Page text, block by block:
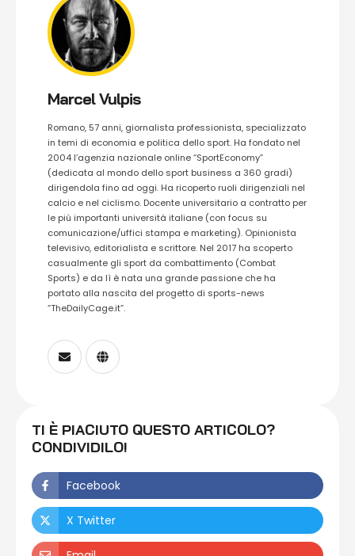
Marcel Vulpis
Romano, 57 anni, giornalista professionista, specializzato
in temi di economia e politica dello sport. Ha fondato nel
2004 l’agenzia nazionale online “SportEconomy”
(dedicata al mondo dello sport business a 360 gradi)
dirigendola fino ad oggi. Ha ricoperto ruoli dirigenziali nel
calcio e nel ciclismo. Docente universitario a contratto per
le più importanti università italiane (con focus su
comunicazione/uffici stampa e marketing). Opinionista
televisivo, editorialista e scrittore. Nel 2017 ha scoperto
casualmente gli sport da combattimento (Combat
Sports) e da lì è nata una grande passione che ha
portato alla nascita del progetto di sports-news
“TheDailyCage.it”.
TI È PIACIUTO QUESTO ARTICOLO?
CONDIVIDILO!
Facebook
X Twitter